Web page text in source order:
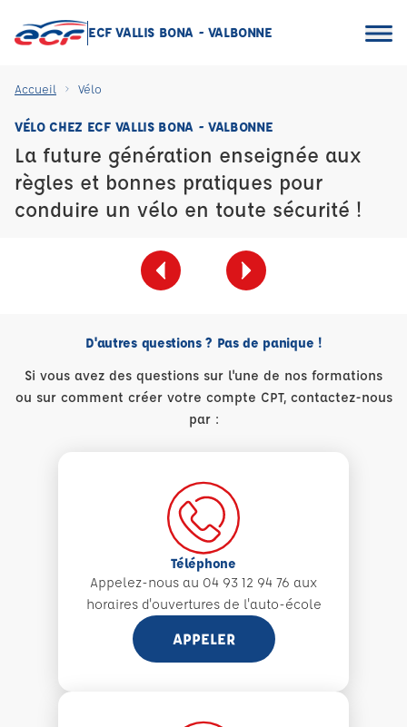
ECF VALLIS BONA - VALBONNE
Accueil Vélo
VÉLO CHEZ ECF VALLIS BONA - VALBONNE
La future génération enseignée aux
règles et bonnes pratiques pour
conduire un vélo en toute sécurité !
D'autres questions ? Pas de panique !
Si vous avez des questions sur l'une de nos formations
ou sur comment créer votre compte CPT, contactez-nous
par :
Téléphone
Appelez-nous au 04 93 12 94 76 aux
horaires d'ouvertures de l'auto-école
APPELER